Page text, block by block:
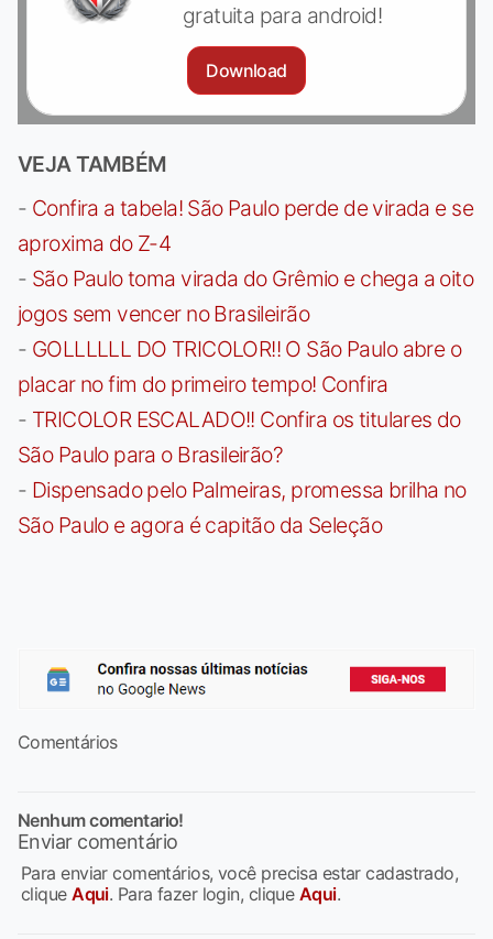
gratuita para android!
Download
VEJA TAMBÉM
- Confira a tabela! São Paulo perde de virada e se
aproxima do Z-4
- São Paulo toma virada do Grêmio e chega a oito
jogos sem vencer no Brasileirão
- GOLLLLLL DO TRICOLOR!! O São Paulo abre o
placar no fim do primeiro tempo! Confira
- TRICOLOR ESCALADO!! Confira os titulares do
São Paulo para o Brasileirão?
- Dispensado pelo Palmeiras, promessa brilha no
São Paulo e agora é capitão da Seleção
Comentários
Nenhum comentario!
Enviar comentário
Para enviar comentários, você precisa estar cadastrado,
cliqueAqui. Para fazer login, clique Aqui.